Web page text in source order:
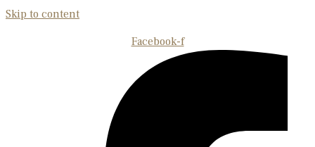
Skip to content
Facebook-f